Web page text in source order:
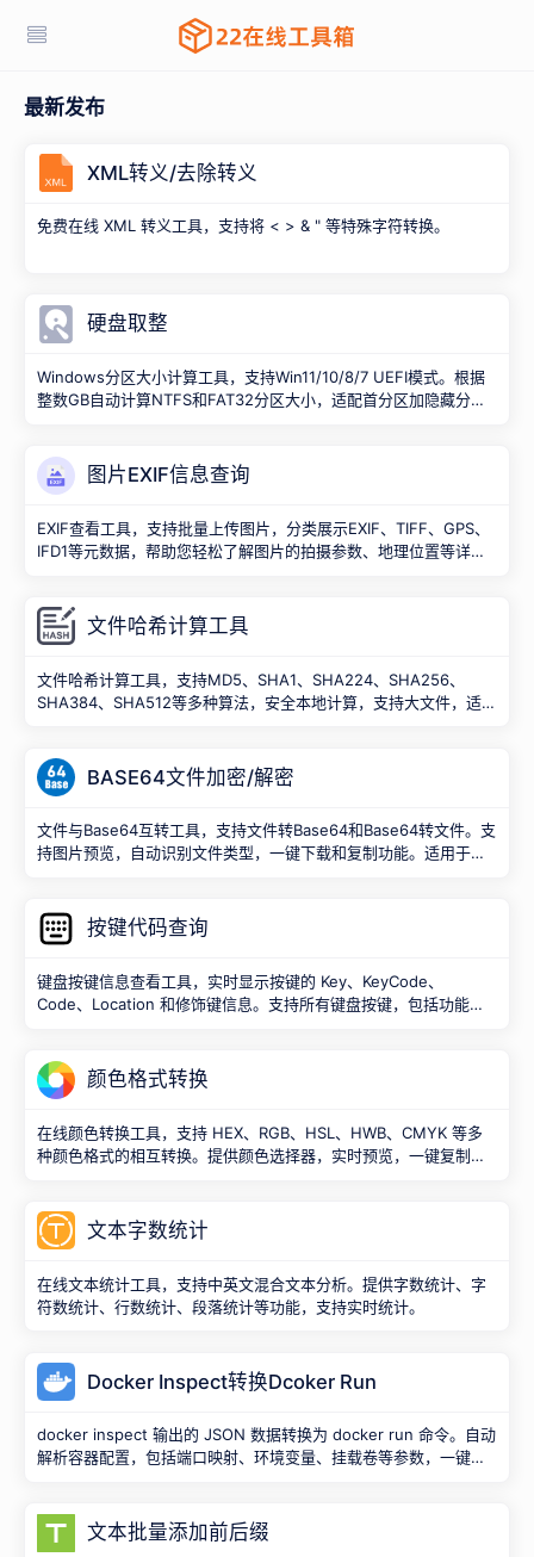
最新发布
XML转义/去除转义
免费在线 XML 转义工具，支持将 < > & " 等特殊字符转换。
硬盘取整
Windows分区大小计算工具，支持Win11/10/8/7 UEFI模式。根据
整数GB自动计算NTFS和FAT32分区大小，适配首分区加隐藏分区
图片EXIF信息查询
EXIF查看工具，支持批量上传图片，分类展示EXIF、TIFF、GPS、
IFD1等元数据，帮助您轻松了解图片的拍摄参数、地理位置等详细
文件哈希计算工具
文件哈希计算工具，支持MD5、SHA1、SHA224、SHA256、
SHA384、SHA512等多种算法，安全本地计算，支持大文件，适合
BASE64文件加密/解密
文件与Base64互转工具，支持文件转Base64和Base64转文件。支
持图片预览，自动识别文件类型，一键下载和复制功能。适用于文
按键代码查询
键盘按键信息查看工具，实时显示按键的 Key、KeyCode、
Code、Location 和修饰键信息。支持所有键盘按键，包括功能
颜色格式转换
在线颜色转换工具，支持 HEX、RGB、HSL、HWB、CMYK 等多
种颜色格式的相互转换。提供颜色选择器，实时预览，一键复制功
文本字数统计
在线文本统计工具，支持中英文混合文本分析。提供字数统计、字
符数统计、行数统计、段落统计等功能，支持实时统计。
Docker Inspect转换Dcoker Run
docker inspect 输出的 JSON 数据转换为 docker run 命令。自动
解析容器配置，包括端口映射、环境变量、挂载卷等参数，一键生
文本批量添加前后缀